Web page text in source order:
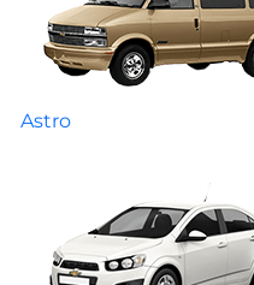
Astro